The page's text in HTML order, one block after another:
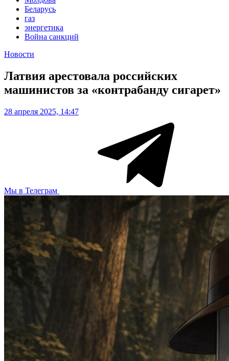
Беларусь
газ
энергетика
Война санкций
Новости
Латвия арестовала российских
машинистов за «контрабанду сигарет»
28 апреля 2025, 14:47
Мы в Телеграм